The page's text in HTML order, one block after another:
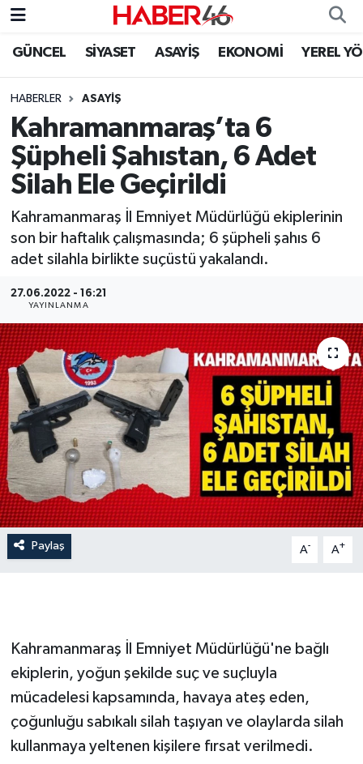
GÜNCEL SİYASET ASAYİŞ EKONOMİ YEREL
HABERLER ASAYİŞ
Kahramanmaraş’ta 6
Şüpheli Şahıstan, 6 Adet
Silah Ele Geçirildi
Kahramanmaraş İl Emniyet Müdürlüğü ekiplerinin
son bir haftalık çalışmasında; 6 şüpheli şahıs 6
adet silahla birlikte suçüstü yakalandı.
27.06.2022 - 16:21
YAYINLANMA
Paylaş A- A+
Kahramanmaraş İl Emniyet Müdürlüğü'ne bağlı
ekiplerin, yoğun şekilde suç ve suçluyla
mücadelesi kapsamında, havaya ateş eden,
çoğunluğu sabıkalı silah taşıyan ve olaylarda silah
kullanmaya yeltenen kişilere fırsat verilmedi.
GÜNCEL
SİYASET
EKONOMİ
SPOR
YAŞAM
TEKNOLOJİ
SAĞLIK
EĞİTİM
İLÇE HABERLERİ
KÜLTÜR-SANAT
KSÜ
DÜNYA
ROPORTAJ
YEREL YÖNETİM
MEDYA
Nöbetçi Eczaneler
Hava Durumu
Kahramanmaraş Namaz Vakitleri
Trafik Durumu
Süper Lig Puan Durumu ve Fikstür
Tüm Manşetler
Son Dakika Haberleri
Haber Arşivi